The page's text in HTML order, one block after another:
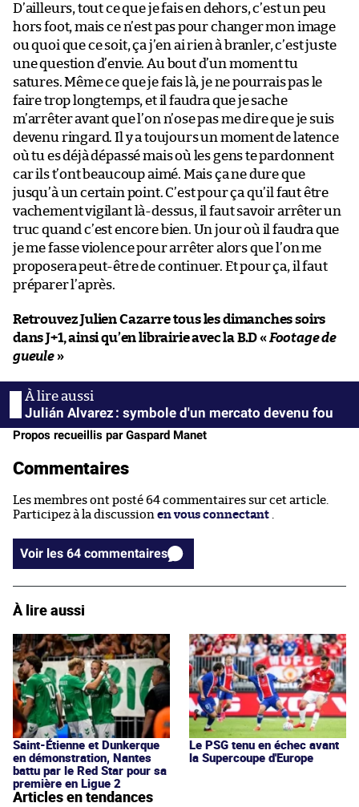
D’ailleurs, tout ce que je fais en dehors, c’est un peu
hors foot, mais ce n’est pas pour changer mon image
ou quoi que ce soit, ça j’en ai rien à branler, c’est juste
une question d’envie. Au bout d’un moment tu
satures. Même ce que je fais là, je ne pourrais pas le
faire trop longtemps, et il faudra que je sache
m’arrêter avant que l’on n’ose pas me dire que je suis
devenu ringard. Il y a toujours un moment de latence
où tu es déjà dépassé mais où les gens te pardonnent
car ils t’ont beaucoup aimé. Mais ça ne dure que
jusqu’à un certain point. C’est pour ça qu’il faut être
vachement vigilant là-dessus, il faut savoir arrêter un
truc quand c’est encore bien. Un jour où il faudra que
je me fasse violence pour arrêter alors que l’on me
proposera peut-être de continuer. Et pour ça, il faut
préparer l’après.
Retrouvez Julien Cazarre tous les dimanches soirs
dans J+1, ainsi qu’en librairie avec la B.D «Footage de
gueule»
Julián Alvarez : symbole d'un mercato devenu fou
Propos recueillis par Gaspard Manet
Commentaires
Les membres ont posté 64 commentaires sur cet article.
Participez à la discussion en vous connectant
Voir les 64 commentaires
À lire aussi
Saint-Étienne et Dunkerque
en démonstration, Nantes
battu par le Red Star pour sa
première en Ligue 2
Le PSG tenu en échec avant
la Supercoupe d'Europe
Articles en tendances